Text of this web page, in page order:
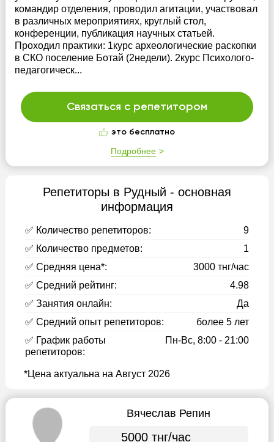
командир отделения, проводил агитации, участвовал
в различных мероприятиях, круглый стол,
конференции, публикация научных статьей.
Проходил практики: 1курс археологические раскопки
в СКО поселение Ботай (2недели). 2курс Психолого-
педагогическ...
Связаться с репетитором
это бесплатно
Подробнее
Репетиторы в Рудный - основная
информация
✅ Количество репетиторов:
9
✅ Количество предметов:
1
✅ Средняя цена*:
3000 тнг/час
✅ Средний рейтинг:
4.98
✅ Занятия онлайн:
Да
✅ Средний опыт репетиторов:
более 5 лет
✅ График работы
репетиторов:
Пн-Вс, 8:00 - 21:00
*Цена актуальна на Август 2026
Вячеслав Репин
5000 тнг/час